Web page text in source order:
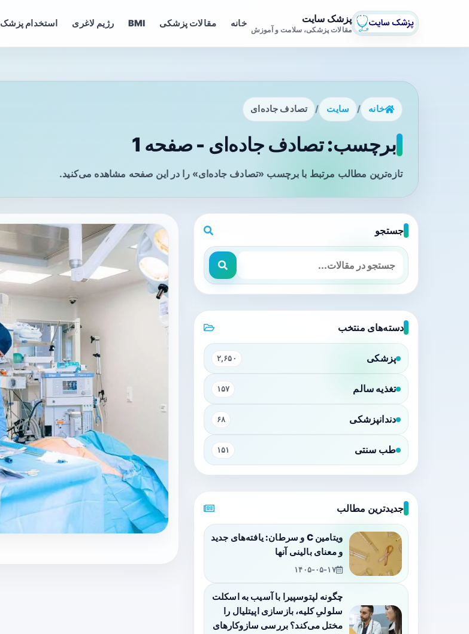
پزشک سایت
مقالات پزشکی، سلامت و آموزش
خانه مقالات پزشکی BMI رژیم لاغری استخدام پزشک
خانه / سایت / تصادف جاده‌ای
برچسب: تصادف جاده‌ای - صفحه 1
تازه‌ترین مطالب مرتبط با برچسب «تصادف جاده‌ای» را در این صفحه مشاهده می‌کنید.
جستجو
دسته‌های منتخب
پزشکی ۲,۶۵۰
تغذیه سالم ۱۵۷
دندانپزشکی ۶۸
طب سنتی ۱۵۱
جدیدترین مطالب
ویتامین C و سرطان: یافته‌های جدید
و معنای بالینی آنها
۱۴۰۵-۰۵-۱۷
چگونه لپتوسپیرا با آسیب به اسکلت
سلولیِ کلیه، بازسازی اپیتلیال را
مختل می‌کند؟ بررسی سازوکارهای